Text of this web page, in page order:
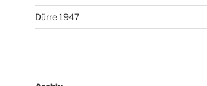
Dürre 1947